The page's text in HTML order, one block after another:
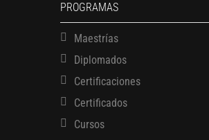
PROGRAMAS
Maestrías
Diplomados
Certificaciones
Certificados
Cursos